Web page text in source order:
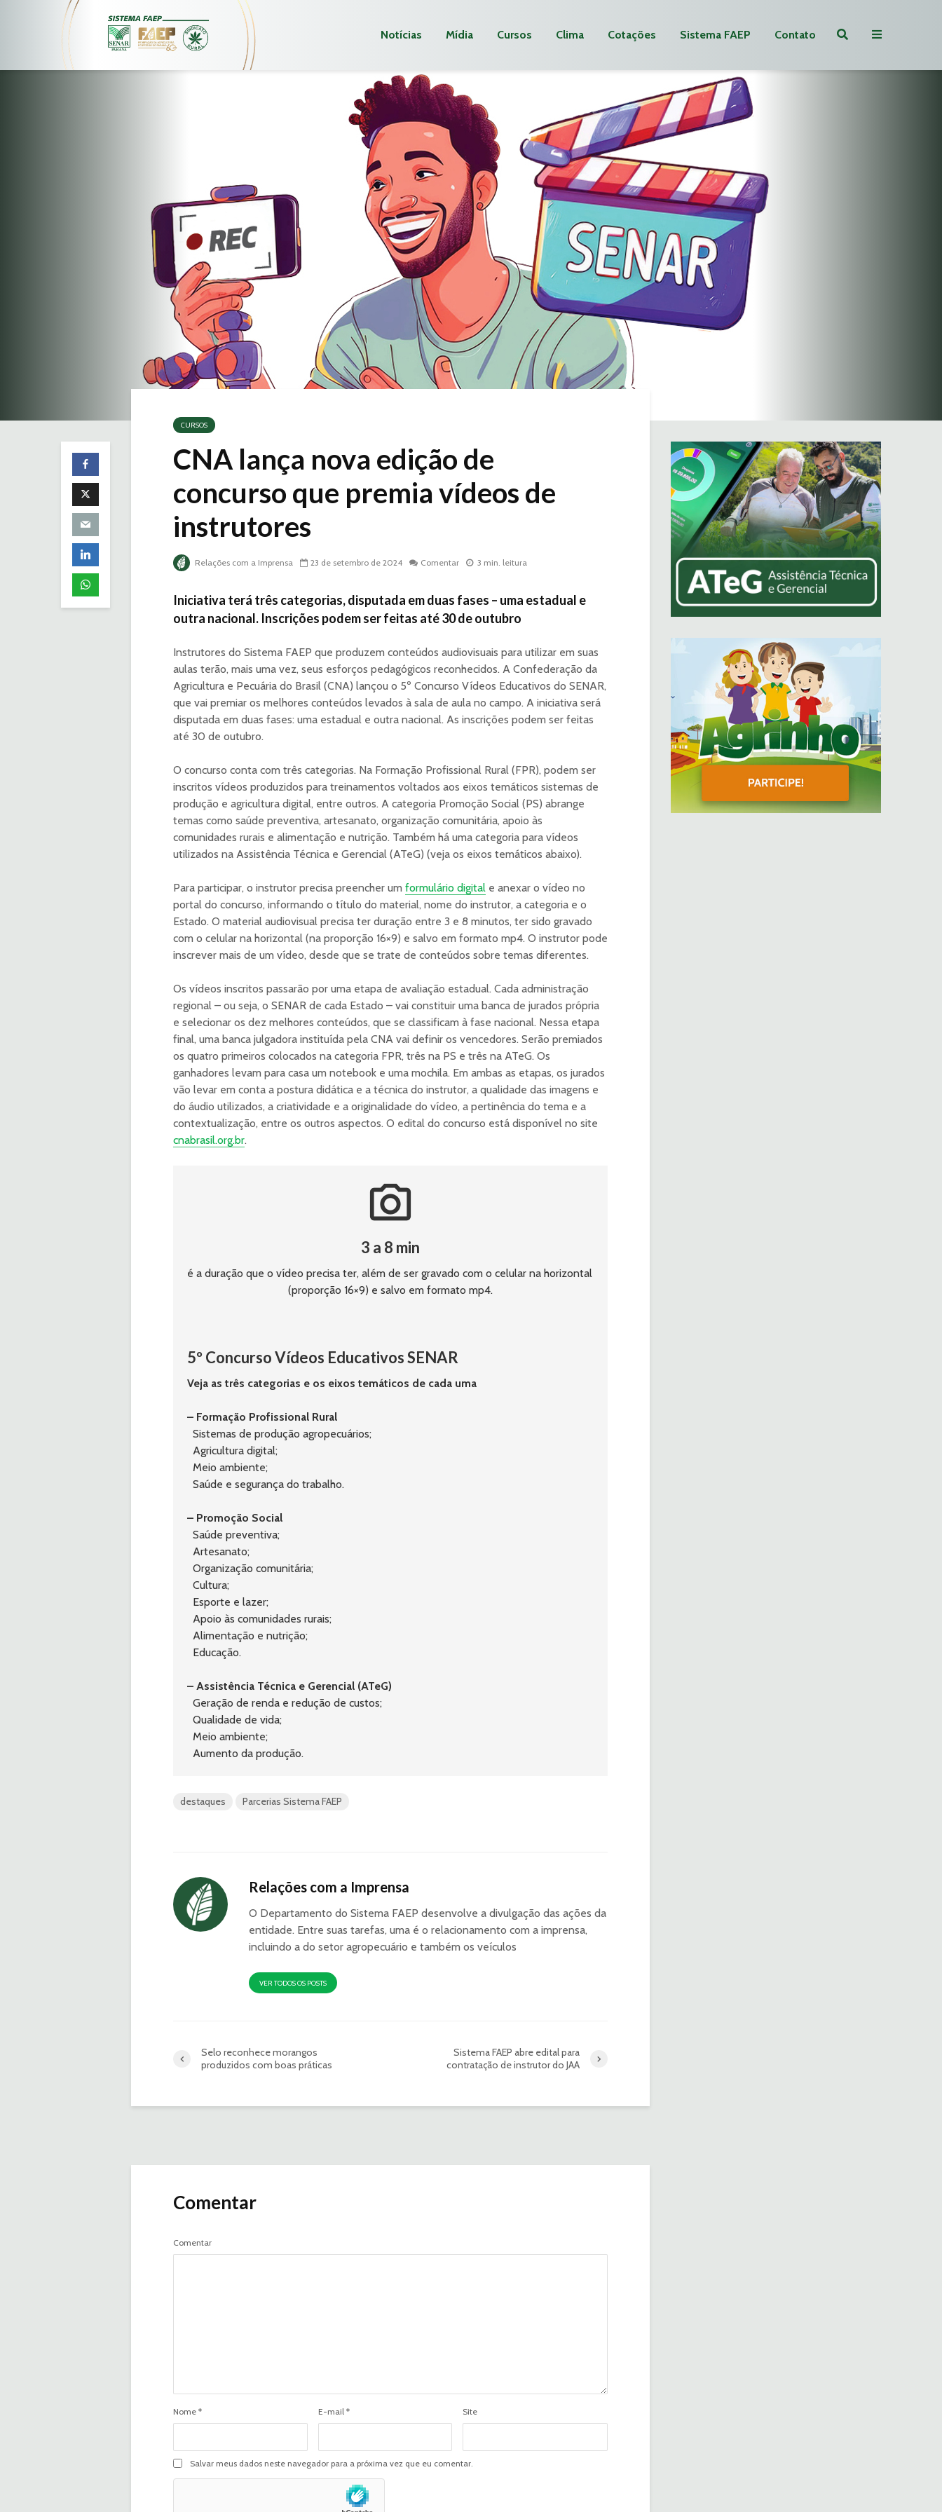
Notícias Mídia Cursos Clima Cotações Sistema FAEP Contato
CURSOS
CNA lança nova edição de
concurso que premia vídeos de
instrutores
Relações com a Imprensa 23 de setembro de 2024 Comentar 3 min. leitura
Iniciativa terá três categorias, disputada em duas fases – uma estadual e
outra nacional. Inscrições podem ser feitas até 30 de outubro
Instrutores do Sistema FAEP que produzem conteúdos audiovisuais para utilizar em suas
aulas terão, mais uma vez, seus esforços pedagógicos reconhecidos. A Confederação da
Agricultura e Pecuária do Brasil (CNA) lançou o 5º Concurso Vídeos Educativos do SENAR,
que vai premiar os melhores conteúdos levados à sala de aula no campo. A iniciativa será
disputada em duas fases: uma estadual e outra nacional. As inscrições podem ser feitas
até 30 de outubro.
O concurso conta com três categorias. Na Formação Profissional Rural (FPR), podem ser
inscritos vídeos produzidos para treinamentos voltados aos eixos temáticos sistemas de
produção e agricultura digital, entre outros. A categoria Promoção Social (PS) abrange
temas como saúde preventiva, artesanato, organização comunitária, apoio às
comunidades rurais e alimentação e nutrição. Também há uma categoria para vídeos
utilizados na Assistência Técnica e Gerencial (ATeG) (veja os eixos temáticos abaixo).
Para participar, o instrutor precisa preencher um formulário digital e anexar o vídeo no
portal do concurso, informando o título do material, nome do instrutor, a categoria e o
Estado. O material audiovisual precisa ter duração entre 3 e 8 minutos, ter sido gravado
com o celular na horizontal (na proporção 16×9) e salvo em formato mp4. O instrutor pode
inscrever mais de um vídeo, desde que se trate de conteúdos sobre temas diferentes.
Os vídeos inscritos passarão por uma etapa de avaliação estadual. Cada administração
regional – ou seja, o SENAR de cada Estado – vai constituir uma banca de jurados própria
e selecionar os dez melhores conteúdos, que se classificam à fase nacional. Nessa etapa
final, uma banca julgadora instituída pela CNA vai definir os vencedores. Serão premiados
os quatro primeiros colocados na categoria FPR, três na PS e três na ATeG. Os
ganhadores levam para casa um notebook e uma mochila. Em ambas as etapas, os jurados
vão levar em conta a postura didática e a técnica do instrutor, a qualidade das imagens e
do áudio utilizados, a criatividade e a originalidade do vídeo, a pertinência do tema e a
contextualização, entre os outros aspectos. O edital do concurso está disponível no site
cnabrasil.org.br.
camera_alt
3 a 8 min
é a duração que o vídeo precisa ter, além de ser gravado com o celular na horizontal
(proporção 16×9) e salvo em formato mp4.
5º Concurso Vídeos Educativos SENAR
Veja as três categorias e os eixos temáticos de cada uma
– Formação Profissional Rural
  Sistemas de produção agropecuários;
  Agricultura digital;
  Meio ambiente;
  Saúde e segurança do trabalho.
– Promoção Social
  Saúde preventiva;
  Artesanato;
  Organização comunitária;
  Cultura;
  Esporte e lazer;
  Apoio às comunidades rurais;
  Alimentação e nutrição;
  Educação.
– Assistência Técnica e Gerencial (ATeG)
  Geração de renda e redução de custos;
  Qualidade de vida;
  Meio ambiente;
  Aumento da produção.
destaques Parcerias Sistema FAEP
Relações com a Imprensa
O Departamento do Sistema FAEP desenvolve a divulgação das ações da
entidade. Entre suas tarefas, uma é o relacionamento com a imprensa,
incluindo a do setor agropecuário e também os veículos
VER TODOS OS POSTS
Selo reconhece morangos
produzidos com boas práticas
Sistema FAEP abre edital para
contratação de instrutor do JAA
Comentar
Comentar
Nome * E-mail * Site
Salvar meus dados neste navegador para a próxima vez que eu comentar.